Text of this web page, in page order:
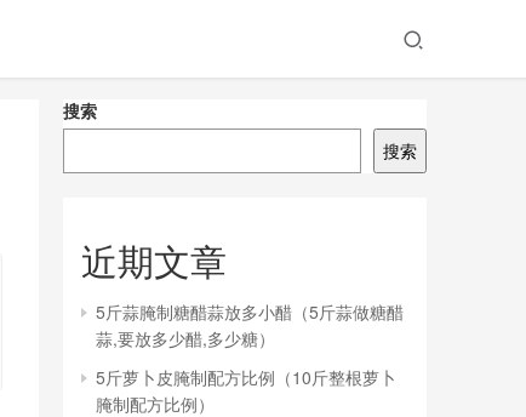
搜索
搜索
近期文章
5斤蒜腌制糖醋蒜放多小醋（5斤蒜做糖醋
蒜,要放多少醋,多少糖）
5斤萝卜皮腌制配方比例（10斤整根萝卜
腌制配方比例）